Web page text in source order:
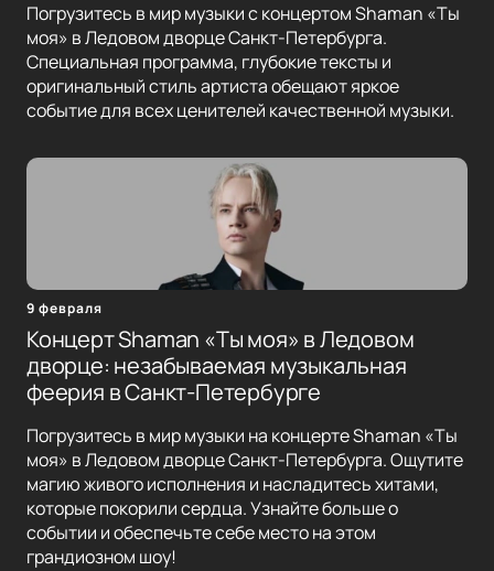
Погрузитесь в мир музыки с концертом Shaman «Ты
моя» в Ледовом дворце Санкт-Петербурга.
Специальная программа, глубокие тексты и
оригинальный стиль артиста обещают яркое
событие для всех ценителей качественной музыки.
9 февраля
Концерт Shaman «Ты моя» в Ледовом
дворце: незабываемая музыкальная
феерия в Санкт-Петербурге
Погрузитесь в мир музыки на концерте Shaman «Ты
моя» в Ледовом дворце Санкт-Петербурга. Ощутите
магию живого исполнения и насладитесь хитами,
которые покорили сердца. Узнайте больше о
событии и обеспечьте себе место на этом
грандиозном шоу!